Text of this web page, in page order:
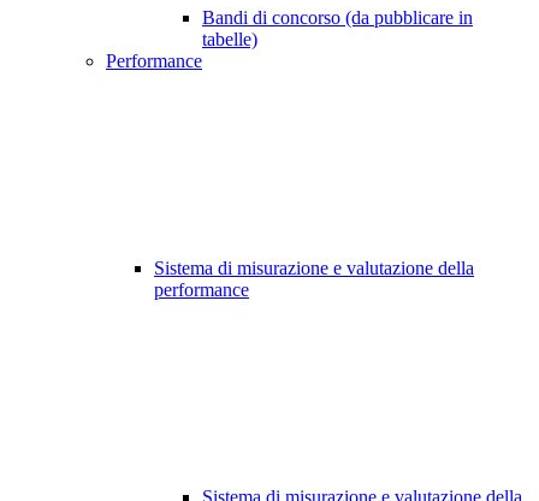
Bandi di concorso (da pubblicare in
tabelle)
Performance
Sistema di misurazione e valutazione della
performance